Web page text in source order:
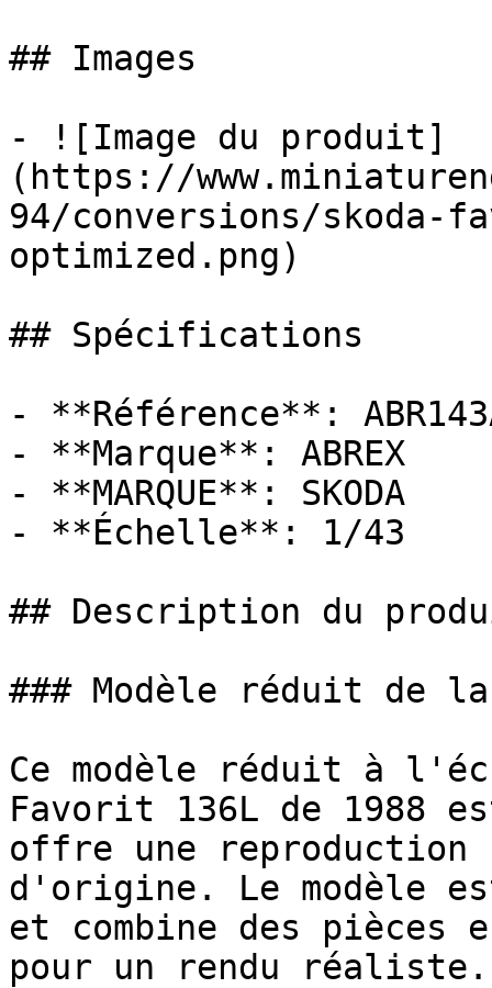
## Images
- ![Image du produit]
(https://
94/conversions/skoda-
optimized.png)
## Spécifications
- **Référence**:
- **Marque**: ABREX
- **MARQUE**: SKODA
- **Échelle**: 1/43
## Description du
### Modèle réduit de
Ce modèle réduit à
Favorit 136L de 1988
offre une
d'origine. Le modèle
et combine des pièces
pour un rendu réaliste.